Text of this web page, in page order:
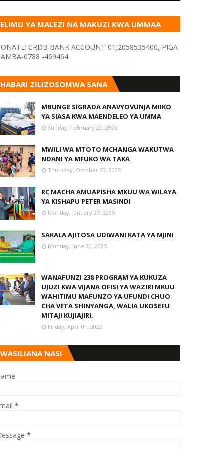
ELIMU YA MALEZI NA MAKUZI KWA UMMAA
CRDB BANK ACCOUNT-01J2058535400, PIGA
0788 -469464
HABARI ZILIZOSOMWA SANA
MBUNGE SIGRADA ANAVYOVUNJA MIIKO
YA SIASA KWA MAENDELEO YA UMMA
Sunday, February 22, 2026
MWILI WA MTOTO MCHANGA WAKUTWA
NDANI YA MFUKO WA TAKA
Thursday, October 23, 2025
RC MACHA AMUAPISHA MKUU WA WILAYA
YA KISHAPU PETER MASINDI
Monday, January 27, 2025
SAKALA AJITOSA UDIWANI KATA YA MJINI
Monday, June 30, 2025
WANAFUNZI 238 PROGRAM YA KUKUZA
UJUZI KWA VIJANA OFISI YA WAZIRI MKUU
WAHITIMU MAFUNZO YA UFUNDI CHUO
CHA VETA SHINYANGA, WALIA UKOSEFU
MITAJI KUJIAJIRI.
Friday, April 01, 2022
WASILIANA NASI
*
*